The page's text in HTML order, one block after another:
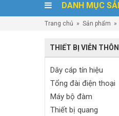
DANH MỤC
Trang chủ » Sản phẩm »
THIẾT BỊ VIỄN
Dây cáp tín hiệu
Tổng đài điện thoại
Máy bộ đàm
Thiết bị quang